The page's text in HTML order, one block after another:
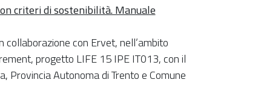
criteri di sostenibilità. Manuale
con Ervet, nell’ambito
progetto LIFE 15 IPE IT013, con il
Provincia Autonoma di Trento e Comune